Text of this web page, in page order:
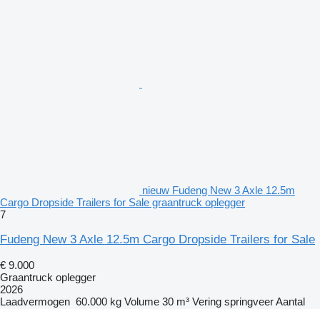
nieuw Fudeng New 3 Axle 12.5m
Cargo Dropside Trailers for Sale graantruck oplegger
7
Fudeng New 3 Axle 12.5m Cargo Dropside Trailers for Sale
€ 9.000
Graantruck oplegger
2026
Laadvermogen 60.000 kg Volume 30 m³ Vering springveerAantal